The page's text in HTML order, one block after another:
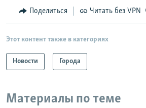
Поделиться Читать без VPN
Этот контент также в категориях
Новости Города
Материалы по теме